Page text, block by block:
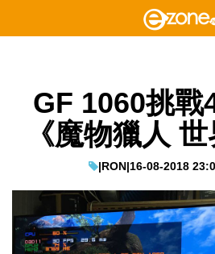
GF 1060挑戰
《魔物獵人
|RON|16-08-2018